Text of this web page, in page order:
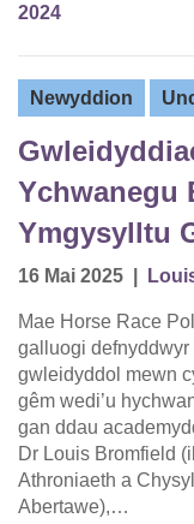
2024
Newyddion
Ychwanegu
Ymgysylltu
16 Mai 2025
Mae Horse Race
galluogi
gwleidyddol mewn
gêm wedi’u
gan ddau
Dr Louis Bromfield
Athroniaeth a
Abertawe),…